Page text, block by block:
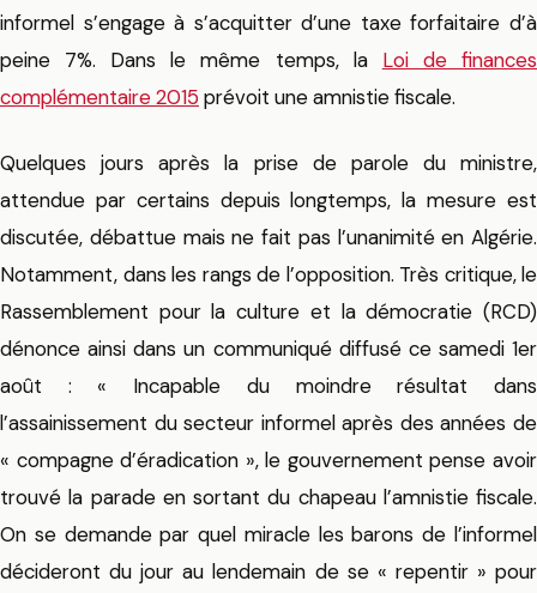
informel s’engage à s’acquitter d’une taxe forfaitaire d’à
peine 7%. Dans le même temps, la Loi de finances
complémentaire 2015prévoit une amnistie fiscale.
Quelques jours après la prise de parole du ministre,
attendue par certains depuis longtemps, la mesure est
discutée, débattue mais ne fait pas l’unanimité en Algérie.
Notamment, dans les rangs de l’opposition. Très critique, le
Rassemblement pour la culture et la démocratie (RCD)
dénonce ainsi dans un communiqué diffusé ce samedi 1er
août : « Incapable du moindre résultat dans
l’assainissement du secteur informel après des années de
« compagne d’éradication », le gouvernement pense avoir
trouvé la parade en sortant du chapeau l’amnistie fiscale.
On se demande par quel miracle les barons de l’informel
décideront du jour au lendemain de se « repentir » pour